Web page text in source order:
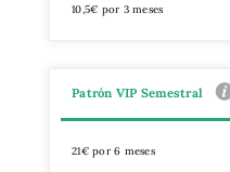
10,5€ por 3 meses
Patrón VIP Semestral
21€ por 6 meses